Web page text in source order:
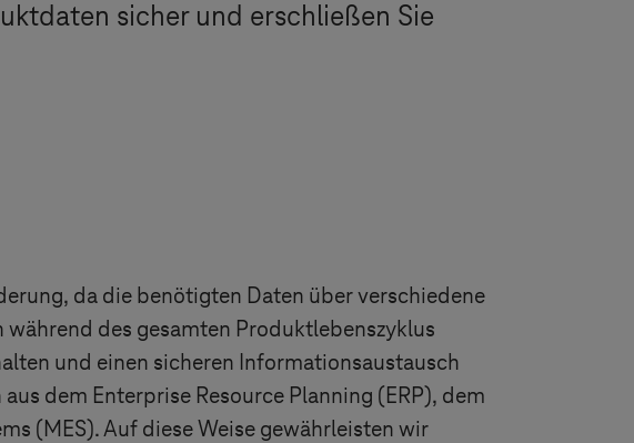
sicher und erschließen Sie
da die benötigten Daten über verschiedene
des gesamten Produktlebenszyklus
und einen sicheren Informationsaustausch
dem Enterprise Resource Planning (ERP), dem
(MES). Auf diese Weise gewährleisten wir